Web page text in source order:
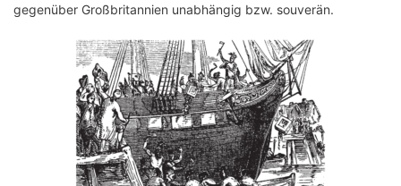
gegenüber Großbritannien unabhängig bzw. souverän.